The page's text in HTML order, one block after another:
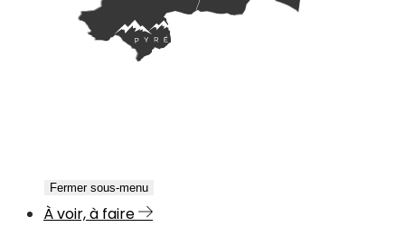
Fermer sous-menu
À voir, à faire